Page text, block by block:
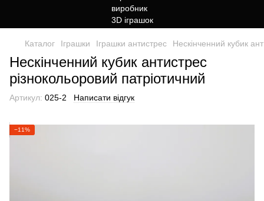
Каталог Іграшки Іграшки антистрес Нескінченний кубик
Нескінченний кубик антистрес
різнокольоровий патріотичний
Артикул: 025-2 Написати відгук
−11%